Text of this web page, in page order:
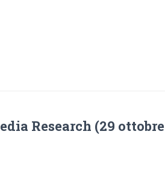
Research (29 ottobre